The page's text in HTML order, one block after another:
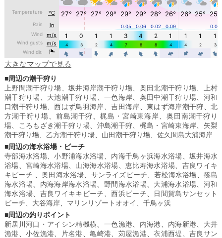
大きなマップで見る
■周辺の潮干狩り
上野間潮干狩り場 、坂井海岸潮干狩り場 奥田北潮干狩り場
上村
潮干狩り場
大池潮干狩り場 一色海岸 奥田中潮干狩り場
河和
口潮干狩り場 、西はず鳥羽海岸 、吉田海岸 東はず海岸潮干狩 、北
方潮干狩り場
前島潮干狩 、梶島・宮崎東海岸
奥田南潮干狩り
場
ころもざき潮干狩り場 沖島潮干狩 梶島・宮崎東海岸
矢梨
潮干狩り場、 乙方潮干狩り場、 山田潮干狩り場、 佐久間島大浦海岸
■周辺の海水浴場・ビーチ
寺部海水浴場 、小野浦海水浴場 内海千鳥ヶ浜海水浴場 、坂井海水
浴場 、宮崎海水浴場 山海海水浴場 恵比寿海水浴場
吉良ワイキ
キビーチ
、奥田海水浴場 サンライズビーチ 、若松海水浴場
篠島
海水浴場
内海海岸海水浴場 野間海水浴場、 大浦海水浴場
河和
海水浴場
吉良ワイキキビーチ 、西浜ビーチ
日間賀島サンセット
ビーチ
大谷海岸、 マリンリゾートオオイ
千鳥ヶ浜
■周辺の釣りポイント
新居川河口・アイシン精機横
一色漁港 内海港 内海新港
大井
漁港
、小佐漁港 片名港 、亀崎港 苅屋漁港 、衣浦西堤 、吉良サン